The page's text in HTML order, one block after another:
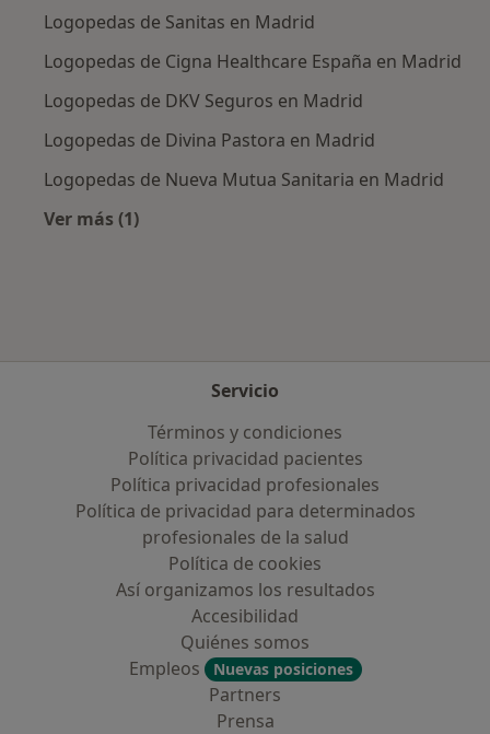
Logopedas de Sanitas en Madrid
Logopedas de Cigna Healthcare España en Madrid
Logopedas de DKV Seguros en Madrid
Logopedas de Divina Pastora en Madrid
Logopedas de Nueva Mutua Sanitaria en Madrid
Ver más (1)
Servicio
Términos y condiciones
Política privacidad pacientes
Política privacidad profesionales
Política de privacidad para determinados
profesionales de la salud
Política de cookies
Así organizamos los resultados
Accesibilidad
Quiénes somos
Empleos
Nuevas posiciones
Partners
Prensa